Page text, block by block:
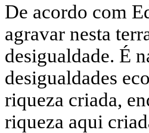
De acordo com
agravar nesta
desigualdade. É
desigualdades
riqueza criada,
riqueza aqui